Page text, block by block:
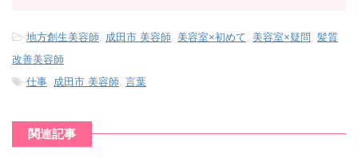
-地方創生美容師, 成田市 美容師, 美容室×初めて, 美容室×疑問 , 髪質
改善美容師
-仕事, 成田市 美容師, 言葉
関連記事